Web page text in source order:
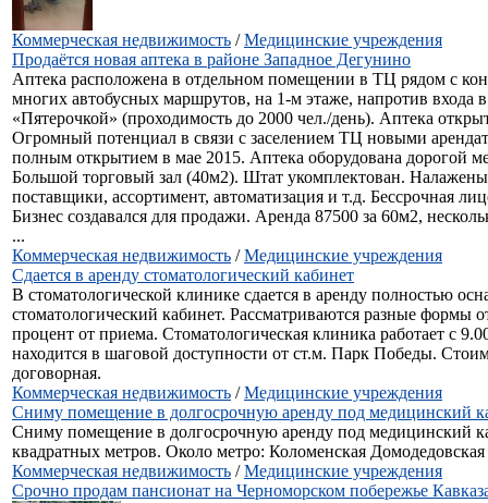
Коммерческая недвижимость /Медицинские учреждения
Продаётся новая аптека в районе Западное Дегунино
Аптека расположена в отдельном помещении в ТЦ рядом с
многих автобусных маршрутов, на 1-м этаже, напротив входа
«Пятерочкой» (проходимость до 2000 чел./день). Аптека
Огромный потенциал в связи с заселением ТЦ новыми
полным открытием в мае 2015. Аптека оборудована дорогой
Большой торговый зал (40м2). Штат укомплектован.
поставщики, ассортимент, автоматизация и т.д. Бессрочная
Бизнес создавался для продажи. Аренда 87500 за 60м2,
...
Коммерческая недвижимость /Медицинские учреждения
Сдается в аренду стоматологический кабинет
В стоматологической клинике сдается в аренду полностью
стоматологический кабинет. Рассматриваются разные формы
процент от приема. Стоматологическая клиника работает с
находится в шаговой доступности от ст.м. Парк Победы.
договорная.
Коммерческая недвижимость /Медицинские учреждения
Сниму помещение в долгосрочную аренду под медицинский
Сниму помещение в долгосрочную аренду под медицинский
квадратных метров. Около метро: Коломенская
Коммерческая недвижимость /Медицинские учреждения
Срочно продам пансионат на Черноморском побережье